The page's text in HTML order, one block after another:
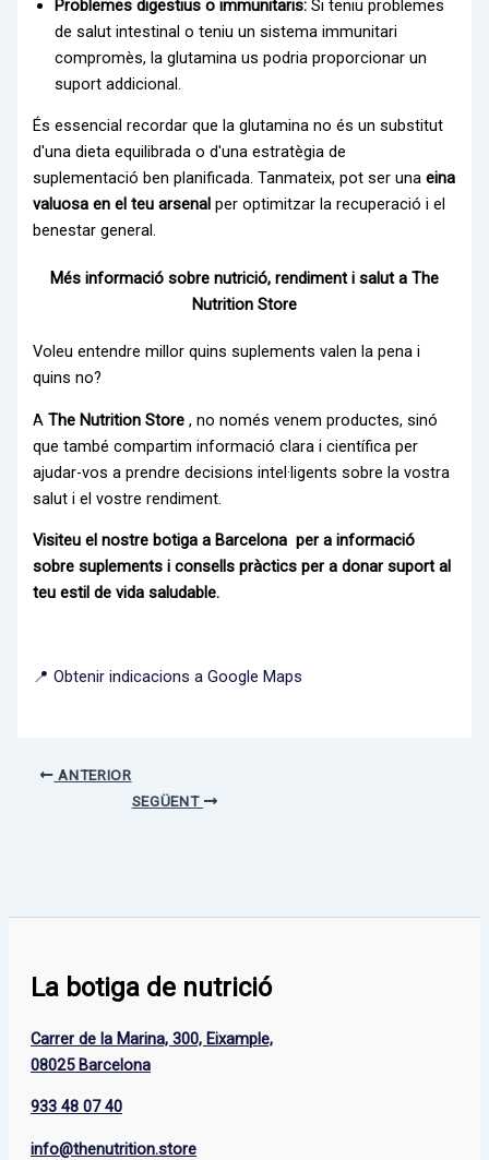
Problemes digestius o immunitaris: Si teniu problemes
de salut intestinal o teniu un sistema immunitari
compromès, la glutamina us podria proporcionar un
suport addicional.
És essencial recordar que la glutamina no és un substitut
d'una dieta equilibrada o d'una estratègia de
suplementació ben planificada. Tanmateix, pot ser unaeina
valuosa en el teu arsenal per optimitzar la recuperació i el
benestar general.
Més informació sobre nutrició, rendiment i salut a The
Nutrition Store
Voleu entendre millor quins suplements valen la pena i
quins no?
AThe Nutrition Store , no només venem productes, sinó
que també compartim informació clara i científica per
ajudar-vos a prendre decisions intel·ligents sobre la vostra
salut i el vostre rendiment.
Visiteu el nostrebotiga a Barcelona per a informació
sobre suplements i consells pràctics per a donar suport al
teu estil de vida saludable.
📍 Obtenir indicacions a Google Maps
ANTERIOR
SEGÜENT
La botiga de nutrició
Carrer de la Marina, 300, Eixample,
08025 Barcelona
933 48 07 40
info@thenutrition.store